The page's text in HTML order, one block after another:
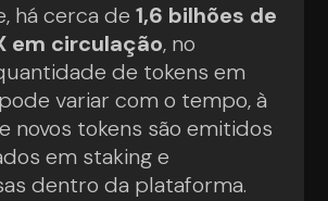
há cerca de1,6 bilhões de
em circulação, no
de tokens em
variar com o tempo, à
novos tokens são emitidos
em staking e
dentro da plataforma.